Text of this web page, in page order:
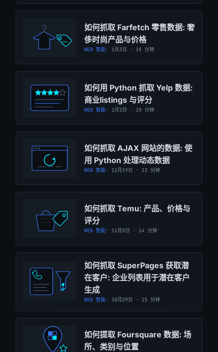
如何抓取 Farfetch 零售数据: 奢
侈时尚产品与价格
WEB 智能· 1月3日 · 15 分钟
如何用 Python 抓取 Yelp 数据:
商业listings 与评分
WEB 智能· 1月2日 · 15 分钟
如何抓取 AJAX 网站的数据: 使
用 Python 处理动态数据
WEB 智能· 11月19日 · 13 分钟
如何抓取 Temu: 产品、价格与
评分
WEB 智能· 11月5日 · 14 分钟
如何抓取 SuperPages 获取潜
在客户: 企业列表用于潜在客户
生成
WEB 智能· 10月29日 · 15 分钟
如何提取 Foursquare 数据: 场
所、类别与位置